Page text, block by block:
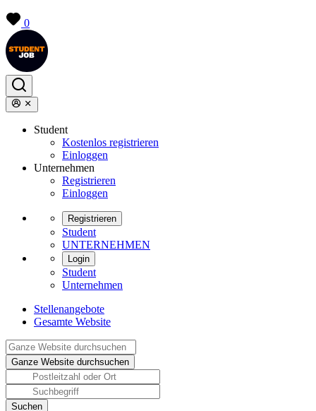
0
Student
Kostenlos registrieren
Einloggen
Unternehmen
Registrieren
Einloggen
Registrieren
Student
UNTERNEHMEN
Login
Student
Unternehmen
Stellenangebote
Gesamte Website